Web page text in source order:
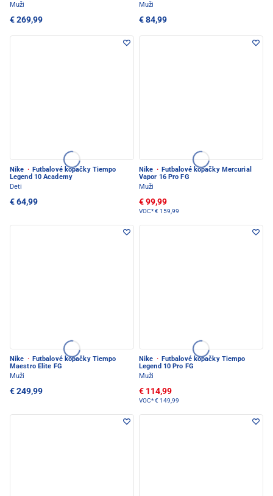
Muži
€ 269,99
Muži
€ 84,99
Nike · Futbalové kopačky Tiempo
Legend 10 Academy
Deti
€ 64,99
Nike · Futbalové kopačky Mercurial
Vapor 16 Pro FG
Muži
€ 99,99
VOC*€ 159,99
Nike · Futbalové kopačky Tiempo
Maestro Elite FG
Muži
€ 249,99
Nike · Futbalové kopačky Tiempo
Legend 10 Pro FG
Muži
€ 114,99
VOC*€ 149,99